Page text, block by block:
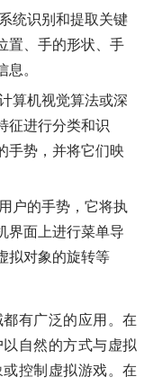
统识别和提取关键
置、手的形状、手
。
算机视觉算法或深
征进行分类和识
手势，并将它们映
户的手势，它将执
界面上进行菜单导
拟对象的旋转等
有广泛的应用。在
自然的方式与虚拟
控制虚拟游戏。在